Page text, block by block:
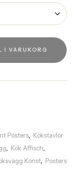
I VARUKORG
Posters, Kökstavlor
, Kök Affisch,
Konst, Posters